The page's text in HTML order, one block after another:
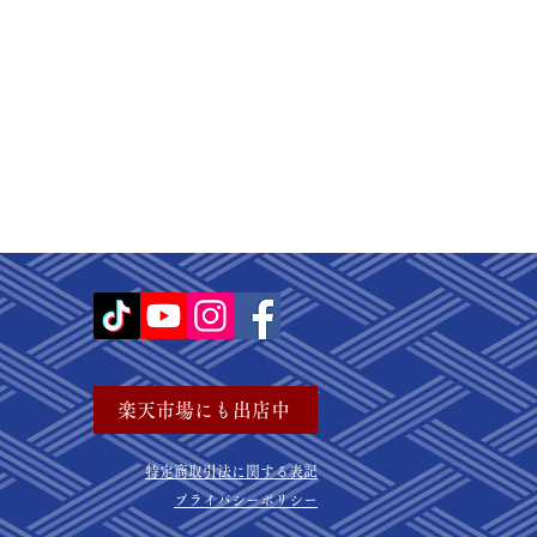
楽天市場にも出店中
​特定商取引法に関する表記
プライバシーポリシー